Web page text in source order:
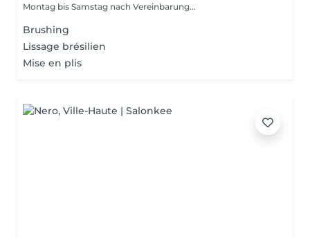
Montag bis Samstag nach Vereinbarung...
Brushing
Lissage brésilien
Mise en plis